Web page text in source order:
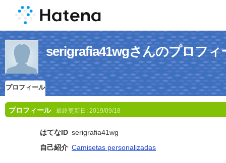
serigrafia41wgさんのプロフィ
プロフィール
プロフィール 最終更新日: 2019/09/18
はてなID serigrafia41wg
自己紹介 Camisetas personalizadas